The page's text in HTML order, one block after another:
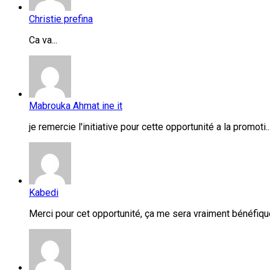
Christie prefina
Ca va...
Mabrouka Ahmat ine it
je remercie l'initiative pour cette opportunité a la
Kabedi
Merci pour cet opportunité, ça me sera vraiment